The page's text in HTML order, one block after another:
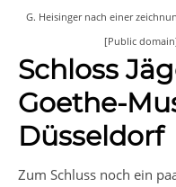
G. Heisinger nach einer
[Public
Schloss
Goethe-
Düsseldorf
Zum Schluss noch ein